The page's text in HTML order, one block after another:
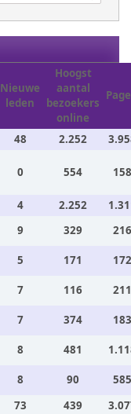
Nieuwe
leden
Hoogst
aantal
bezoekers
online
48 2.252
0 554
4 2.252
9 329
5 171
7 116
7 374
8 481
8 90
73 439